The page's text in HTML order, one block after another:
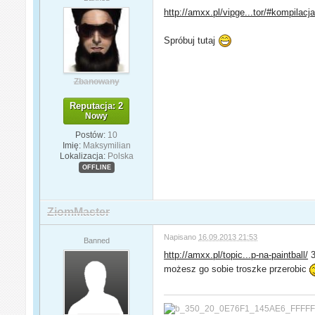
Zbanowany
Reputacja: 2
Nowy
Postów: 10
Imię: Maksymilian
Lokalizacja: Polska
OFFLINE
http://amxx.pl/vipge...tor/#kompilacja
Spróbuj tutaj
ZiomMaster
Banned Napisano 16.09.2013 21:53
http://amxx.pl/topic...p-na-paintball/
możesz go sobie troszke przerobic